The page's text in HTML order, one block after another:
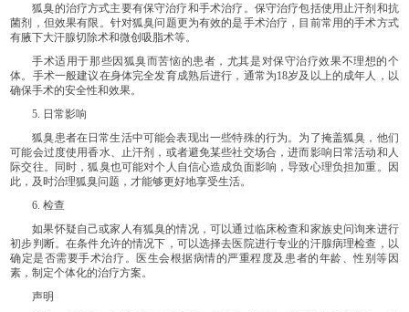
狐臭的治疗方式主要有保守治疗和手术治疗。保守治疗包括使用止汗剂和抗
菌剂，但效果有限。针对狐臭问题更为有效的是手术治疗，目前常用的手术方式
有腋下大汗腺切除术和微创吸脂术等。
手术适用于那些因狐臭而苦恼的患者，尤其是对保守治疗效果不理想的个
体。手术一般建议在身体完全发育成熟后进行，通常为18岁及以上的成年人，以
确保手术的安全性和效果。
5. 日常影响
狐臭患者在日常生活中可能会表现出一些特殊的行为。为了掩盖狐臭，他们
可能会过度使用香水、止汗剂，或者避免某些社交场合，进而影响日常活动和人
际交往。同时，狐臭也可能对个人自信心造成负面影响，导致心理负担加重。因
此，及时治理狐臭问题，才能够更好地享受生活。
6. 检查
如果怀疑自己或家人有狐臭的情况，可以通过临床检查和家族史问询来进行
初步判断。在条件允许的情况下，可以选择去医院进行专业的汗腺病理检查，以
确定是否需要手术治疗。医生会根据病情的严重程度及患者的年龄、性别等因
素，制定个体化的治疗方案。
声明